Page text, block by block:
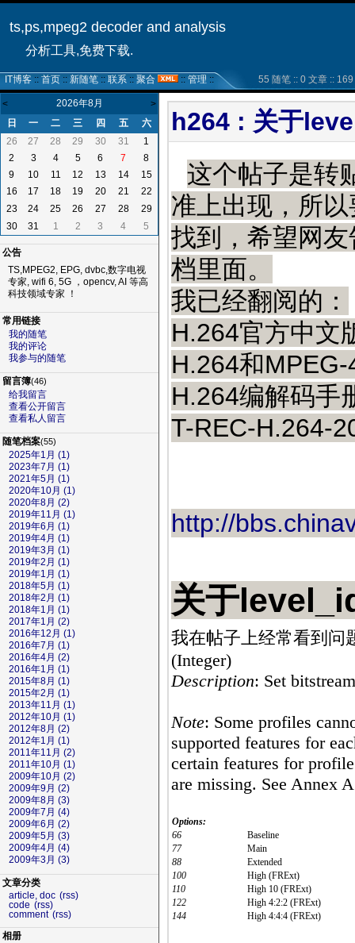
ts,ps,mpeg2 decoder and analysis
分析工具,免费下载.
IT博客 :: 首页 :: 新随笔 :: 联系 :: 聚合 :: 管理 :: 55 随笔 :: 0 文章 ::
< 2026年8月 >
日 一 二 三 四 五
六
26
27 28 29 30 31
1
2
3 4 5 6 7
8
9
10 11 12 13 14
15
16
17 18 19 20 21
22
23
24 25 26 27 28
29
30
31 1 2 3 4 5
公告
TS,MPEG2, EPG, dvbc,数字电视
专家, wifi 6, 5G ，opencv, AI 等高
科技领域专家 ！
常用链接
我的随笔
我的评论
我参与的随笔
留言簿(46)
给我留言
查看公开留言
查看私人留言
随笔档案(55)
2025年1月 (1)
2023年7月 (1)
2021年5月 (1)
2020年10月 (1)
2020年8月 (2)
2019年11月 (1)
2019年6月 (1)
2019年4月 (1)
2019年3月 (1)
2019年2月 (1)
2019年1月 (1)
2018年5月 (1)
2018年2月 (1)
2018年1月 (1)
2017年1月 (2)
2016年12月 (1)
2016年7月 (1)
2016年4月 (2)
2016年1月 (1)
2015年8月 (1)
2015年2月 (1)
2013年11月 (1)
2012年10月 (1)
2012年8月 (2)
2012年1月 (1)
2011年11月 (2)
2011年10月 (1)
2009年10月 (2)
2009年9月 (2)
2009年8月 (3)
2009年7月 (4)
2009年6月 (2)
2009年5月 (3)
2009年4月 (4)
2009年3月 (3)
文章分类
article, doc (rss)
code (rss)
comment (rss)
相册
h264 : 关于
这个帖子是转
准上出现，所
找到，希望网
档里面。
我已经翻阅的：
H.264官方中
H.264和
H.264编解码手
T-REC-H.264-
http://
关于
我在帖子上经常看到问
(Integer)
Description: Set
Note: Some profiles
supported features for
certain features for
are missing. See Annex
Options:
66
Baseline
77
Main
88
Extended
100
High (FRExt)
110
High 10 (FRExt)
122
High 4:2:2 (FRExt)
144
High 4:4:4 (FRExt)